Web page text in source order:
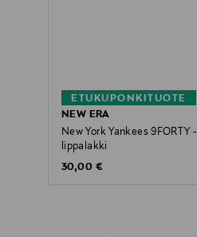
ETUKUPONKITUOTE
NEW ERA
New York Yankees 9FORTY -
lippalakki
Original Price
30,00 €